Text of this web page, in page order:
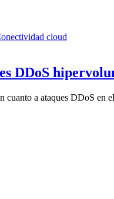
cloud
DDoS
cuanto a ataques DDoS en